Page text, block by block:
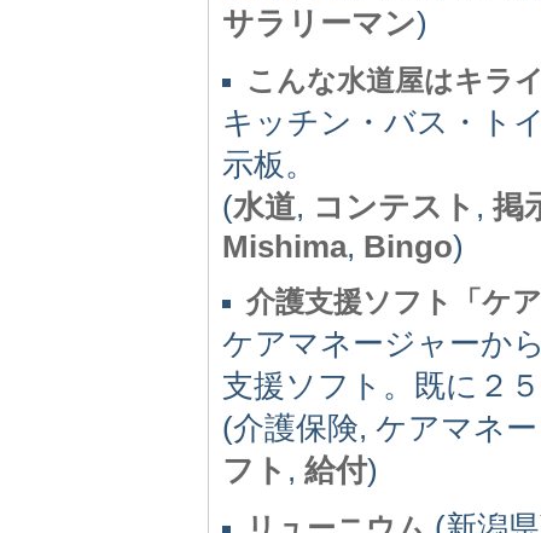
サラリーマン)
こんな水道屋はキラ
キッチン・バス・ト
示板。
(水道, コンテスト , 掲
Mishima, Bingo)
介護支援ソフト「ケ
ケアマネージャーか
支援ソフト。既に２
(介護保険, ケアマネ
フト , 給付)